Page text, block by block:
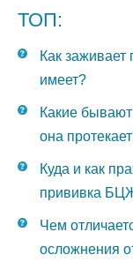
ТОП:
Как
имеет?
Какие
она
Куда и как
прививка
Чем
осложнения